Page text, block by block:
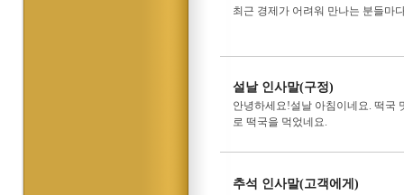
최근 경제가 어려워 만나는 분들마
설날 인사말(구정)
안녕하세요!설날 아침이네요. 떡국
로 떡국을 먹었네요.
추석 인사말(고객에게)